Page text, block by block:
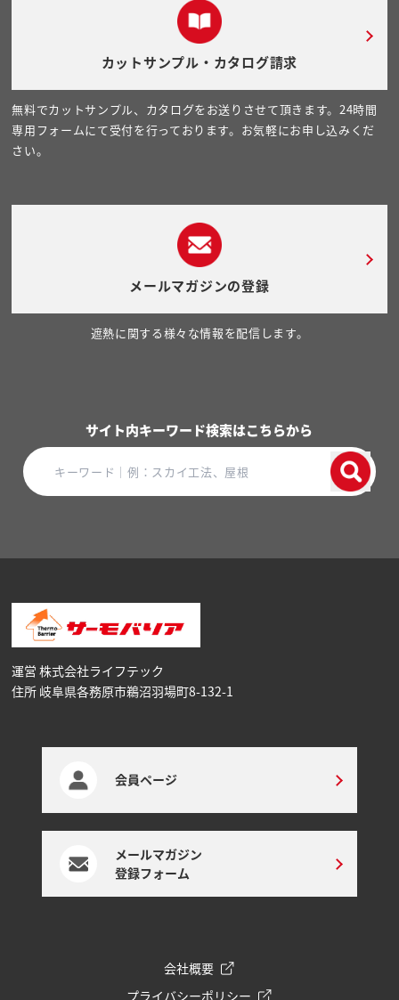
カットサンプル・カタログ請求
無料でカットサンプル、カタログをお送りさせて頂きます。24時間
専用フォームにて受付を行っております。お気軽にお申し込みくだ
さい。
メールマガジンの登録
遮熱に関する様々な情報を配信します。
サイト内キーワード検索はこちらから
運営 株式会社ライフテック
住所 岐阜県各務原市鵜沼⽻場町8-132-1
会員ページ
メールマガジン
登録フォーム
会社概要
プライバシーポリシー